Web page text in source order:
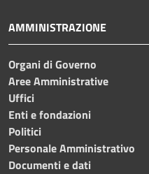
AMMINISTRAZIONE
Organi di Governo
Aree Amministrative
Uffici
Enti e fondazioni
Politici
Personale Amministrativo
Documenti e dati